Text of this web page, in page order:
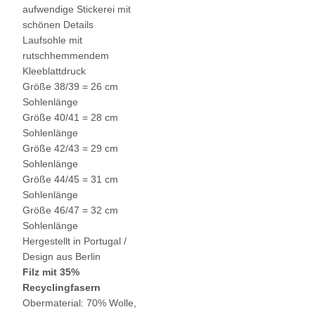
aufwendige Stickerei mit
schönen Details
Laufsohle mit
rutschhemmendem
Kleeblattdruck
Größe 38/39 = 26 cm
Sohlenlänge
Größe 40/41 = 28 cm
Sohlenlänge
Größe 42/43 = 29 cm
Sohlenlänge
Größe 44/45 = 31 cm
Sohlenlänge
Größe 46/47 = 32 cm
Sohlenlänge
Hergestellt in Portugal /
Design aus Berlin
Filz mit 35%
Recyclingfasern
Obermaterial: 70% Wolle,